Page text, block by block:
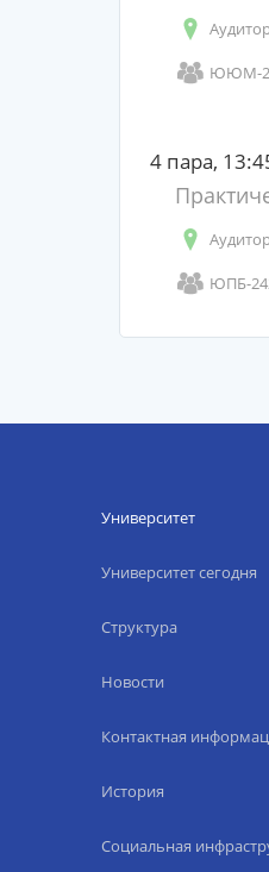
ЮЮМ-
4 пара,
ЮПБ-
Университет
Университет сегодня
Структура
Новости
Контактная
История
Социальная